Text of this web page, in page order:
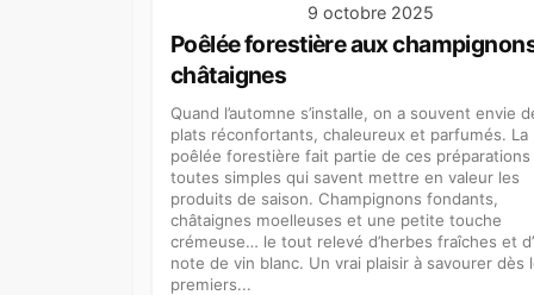
9 octobre 2025
Poêlée forestière aux
châtaignes
Quand l’automne s’installe, on a souvent envie
plats réconfortants, chaleureux et parfumés. La
poêlée forestière fait partie de ces préparations
toutes simples qui savent mettre en valeur les
produits de saison. Champignons fondants,
châtaignes moelleuses et une petite touche
crémeuse… le tout relevé d’herbes fraîches et
note de vin blanc. Un vrai plaisir à savourer dès
premiers...